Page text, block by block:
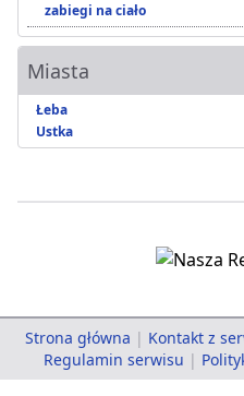
zabiegi na ciało
Miasta
Łeba
Ustka
Strona główna | Kontakt z
Regulamin serwisu |